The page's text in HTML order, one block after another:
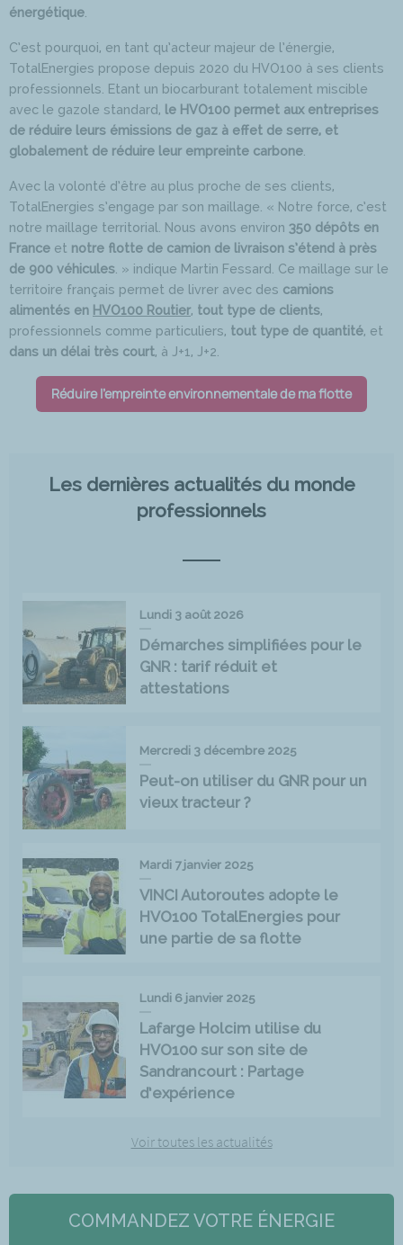
énergétique
C’est pourquoi, en tant qu’acteur majeur de l’énergie,
TotalEnergies propose depuis 2020 du HVO100 à ses clients
professionnels. Etant un biocarburant totalement miscible
avec le gazole standard, le HVO100 permet aux entreprises
de réduire leurs émissions de gaz à effet de serre, et
globalement de réduire leur empreinte carbone
Avec la volonté d’être au plus proche de ses clients,
TotalEnergies s’engage par son maillage. « Notre force, c’est
notre maillage territorial. Nous avons environ 350 dépôts en
France et notre flotte de camion de livraison s’étend à près
de 900 véhicules . » indique Martin Fessard. Ce maillage sur le
territoire français permet de livrer avec des camions
alimentés en HVO100 Routier, tout type de clients,
professionnels comme particuliers, tout type de quantité, et
dans un délai très court, à J+1, J+2.
Réduire l'empreinte environnementale de ma flotte
Les dernières actualités du monde
professionnels
Lundi 3 août 2026
Démarches simplifiées pour le
GNR : tarif réduit et
attestations
Mercredi 3 décembre 2025
Peut-on utiliser du GNR pour un
vieux tracteur ?
Mardi 7 janvier 2025
VINCI Autoroutes adopte le
HVO100 TotalEnergies pour
une partie de sa flotte
Lundi 6 janvier 2025
Lafarge Holcim utilise du
HVO100 sur son site de
Sandrancourt : Partage
d’expérience
Voir toutes les actualités
COMMANDEZ VOTRE ÉNERGIE